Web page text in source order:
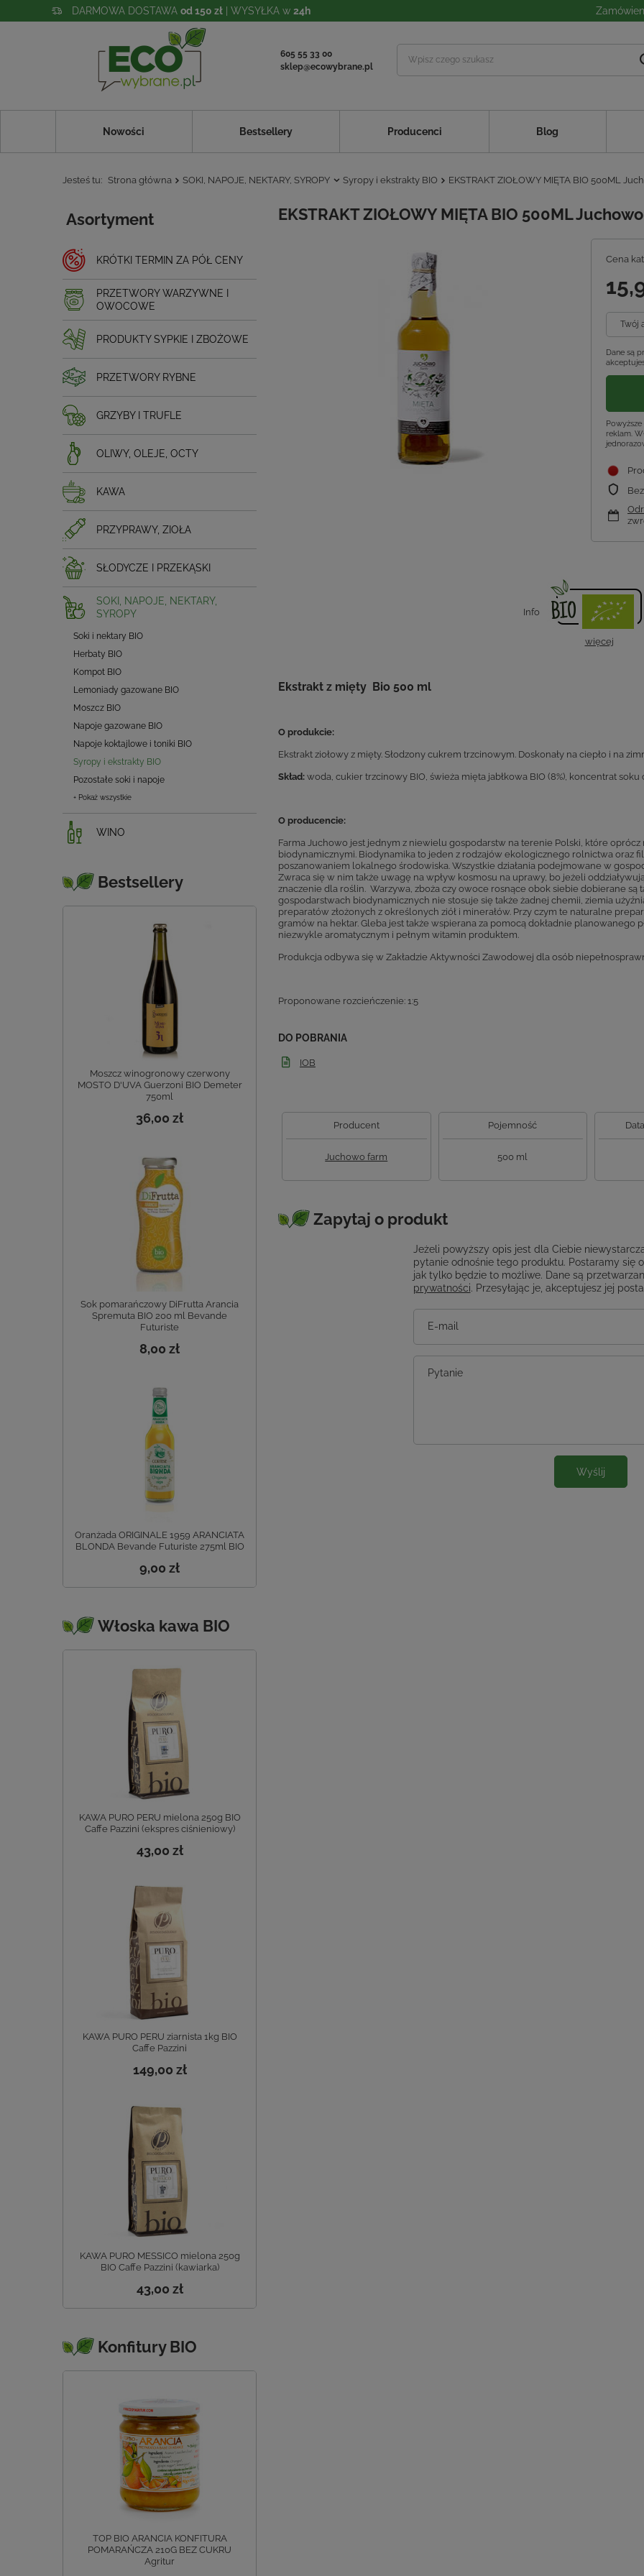
DARMOWA DOSTAWA od 150 zł | WYSYŁKA w 24h
605 55 33 00
sklep@ecowybrane.pl
Nowości Bestsellery Producenci Blog
Jesteś tu: Strona główna SOKI, NAPOJE, NEKTARY, SYROPY Syropy i ekstrakty BIO EKSTRAKT ZIOŁOWY MIĘTA BIO 500ML
Asortyment
KRÓTKI TERMIN ZA PÓŁ CENY
PRZETWORY WARZYWNE I
OWOCOWE
PRODUKTY SYPKIE I ZBOŻOWE
PRZETWORY RYBNE
GRZYBY I TRUFLE
OLIWY, OLEJE, OCTY
KAWA
PRZYPRAWY, ZIOŁA
SŁODYCZE I PRZEKĄSKI
SOKI, NAPOJE, NEKTARY,
SYROPY
Soki i nektary BIO
Herbaty BIO
Kompot BIO
Lemoniady gazowane BIO
Moszcz BIO
Napoje gazowane BIO
Napoje koktajlowe i toniki BIO
Syropy i ekstrakty BIO
Pozostałe soki i napoje
+ Pokaż wszystkie
WINO
Bestsellery
Moszcz winogronowy czerwony
MOSTO D'UVA Guerzoni BIO Demeter
750ml
36,00 zł
Sok pomarańczowy DiFrutta Arancia
Spremuta BIO 200 ml Bevande
Futuriste
8,00 zł
Oranżada ORIGINALE 1959 ARANCIATA
BLONDA Bevande Futuriste 275ml BIO
9,00 zł
Włoska kawa BIO
KAWA PURO PERU mielona 250g BIO
Caffe Pazzini (ekspres ciśnieniowy)
43,00 zł
KAWA PURO PERU ziarnista 1kg BIO
Caffe Pazzini
149,00 zł
KAWA PURO MESSICO mielona 250g
BIO Caffe Pazzini (kawiarka)
43,00 zł
Konfitury BIO
TOP BIO ARANCIA KONFITURA
POMARAŃCZA 210G BEZ CUKRU
Agritur
EKSTRAKT ZIOŁOWY MIĘTA BIO 500ML
Cena
Twój
Dane są
reklam.
Info
więcej
Ekstrakt z mięty Bio 500 ml
O produkcie:
Ekstrakt ziołowy z mięty. Słodzony cukrem trzcinowym. Doskonały na ciepło i na
Skład:woda, cukier trzcinowy BIO, świeża mięta jabłkowa BIO (8%), koncentrat soku
O producencie:
Farma Juchowo jest jednym z niewielu gospodarstw na terenie Polski, które
biodynamicznymi. Biodynamika to jeden z rodzajów ekologicznego rolnictwa oraz
poszanowaniem lokalnego środowiska. Wszystkie działania podejmowane w
Zwraca się w nim także uwagę na wpływ kosmosu na uprawy, bo jeżeli
znaczenie dla roślin. Warzywa, zboża czy owoce rosnące obok siebie dobierane są
gospodarstwach biodynamicznych nie stosuje się także żadnej chemii, ziemia
preparatów złożonych z określonych ziół i minerałów. Przy czym te naturalne
gramów na hektar. Gleba jest także wspierana za pomocą dokładnie planowanego
niezwykle aromatycznym i pełnym witamin produktem.
Produkcja odbywa się w Zakładzie Aktywności Zawodowej dla osób
Proponowane rozcieńczenie: 1:5
DO POBRANIA
IOB
Producent
Juchowo farm
Pojemność
500 ml
Zapytaj o produkt
Jeżeli powyższy opis jest dla Ciebie
pytanie odnośnie tego produktu. Postaramy się
jak tylko będzie to możliwe. Dane są
prywatności. Przesyłając je, akceptujesz jej
E-mail
Pytanie
Wyślij